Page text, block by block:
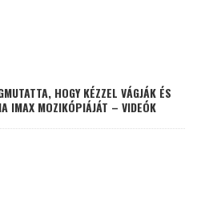
HOGY KÉZZEL VÁGJÁK ÉS
IMAX MOZIKÓPIÁJÁT – VIDEÓK